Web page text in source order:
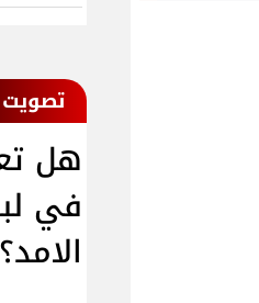
ﺗﺼﻮﻳﺖ
هل
في
الامد؟